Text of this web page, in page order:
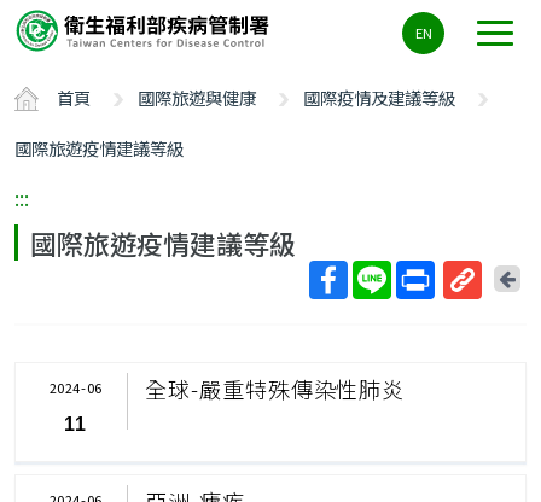
要
容
ALT+C
EN
首頁 國際旅遊與健康
國際疫情及建議等級
國際旅遊疫情建議等級
:::
國際旅遊疫情建議等級
回
全球-嚴重特殊傳染性肺炎
2024-06
11